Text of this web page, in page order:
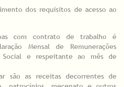
dos requisitos de acesso ao
com contrato de trabalho é
Mensal de Remunerações
Social e respeitante ao mês de
são as receitas decorrentes de